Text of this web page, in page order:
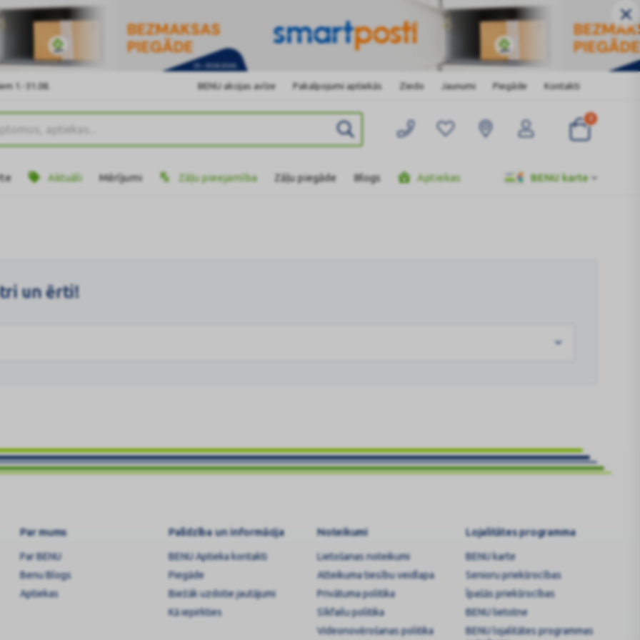
1.-31.08. BENU akcijas avīze Pakalpojumi aptiekās Ziedo Jaunumi Piegāde Kontakti
Aktuāli Mērījumi Zāļu pieejamība Zāļu piegāde Blogs Aptiekas BENU karte
un ērti!
Par mums
Par BENU
Benu Blogs
Aptiekas
Palīdzība un informācija
BENU Aptieka kontakti
Piegāde
Biežāk uzdotie jautājumi
Kā iepirkties
Noteikumi
Lietošanas noteikumi
Atteikuma tiesību veidlapa
Privātuma politika
Sīkfailu politika
Videonovērošanas politika
Lojalitātes programma
BENU karte
Senioru priekšrocības
Īpašās priekšrocības
BENU lietotne
BENU lojalitātes programmas